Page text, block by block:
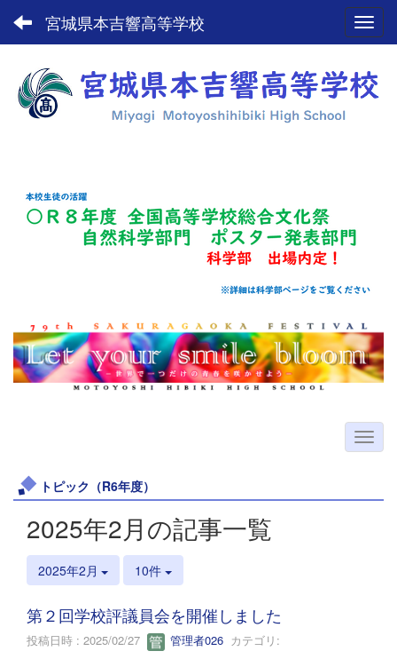
宮城県本吉響高等学校
トピック（R6年度）
2025年2月の記事一覧
2025年2月 10件
第２回学校評議員会を開催しました
投稿日時 : 2025/02/27 管理者026 カテゴリ: